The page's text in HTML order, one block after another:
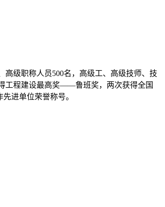
高级职称人员500名，高级工、高级技师、技
工程建设最高奖——鲁班奖，两次获得全国
进单位荣誉称号。